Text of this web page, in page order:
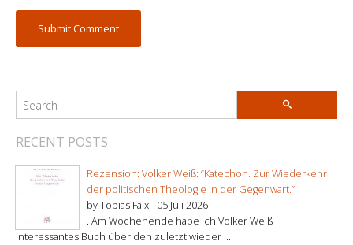
RECENT POSTS
Rezension: Volker Weiß: “Katechon. Zur Wiederkehr
der politischen Theologie in der Gegenwart.”
by Tobias Faix - 05 Juli 2026
. Am Wochenende habe ich Volker Weiß
interessantes Buch über den zuletzt wieder ...